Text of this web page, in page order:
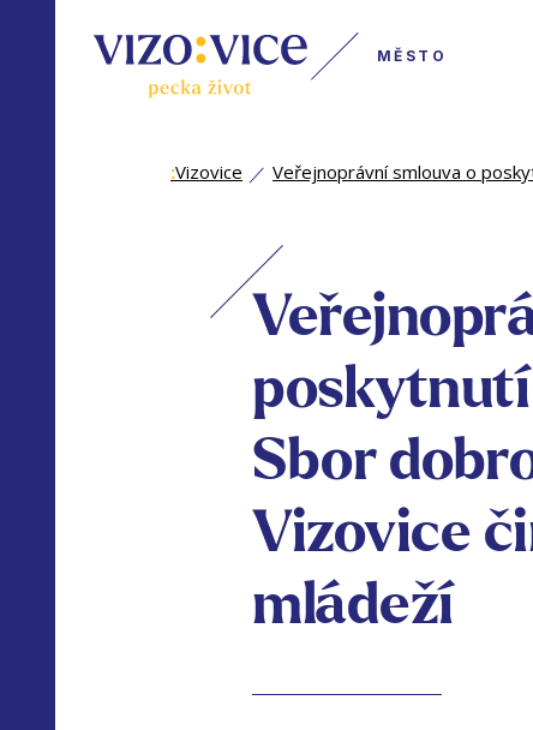
MĚSTO
:Vizovice Veřejnoprávní smlouva o
poskytnutí
Sbor
Vizovice
mládeží